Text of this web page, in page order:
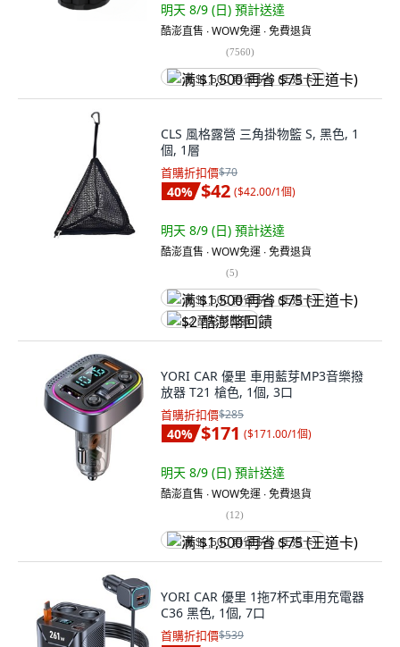
明天 8/9 (日) 預計送達
酷澎直售 ∙ WOW免運 ∙ 免費退貨
(7560)
满 $1,500 再省 $75 (王道卡)
CLS 風格露營 三角掛物籃 S, 黑色, 1
個, 1層
首購折扣價$70
40% $42 ($42.00/1個)
明天 8/9 (日) 預計送達
酷澎直售 ∙ WOW免運 ∙ 免費退貨
(5)
满 $1,500 再省 $75 (王道卡)
$2 酷澎幣回饋
YORI CAR 優里 車用藍芽MP3音樂撥
放器 T21 槍色, 1個, 3口
首購折扣價$285
40% $171 ($171.00/1個)
明天 8/9 (日) 預計送達
酷澎直售 ∙ WOW免運 ∙ 免費退貨
(12)
满 $1,500 再省 $75 (王道卡)
YORI CAR 優里 1拖7杯式車用充電器
C36 黑色, 1個, 7口
首購折扣價$539